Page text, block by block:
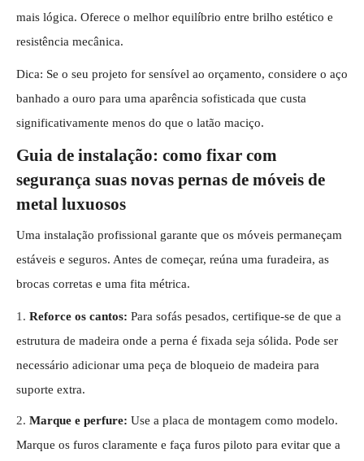
mais lógica. Oferece o melhor equilíbrio entre brilho estético e
resistência mecânica.
Dica: Se o seu projeto for sensível ao orçamento, considere o aço
banhado a ouro para uma aparência sofisticada que custa
significativamente menos do que o latão maciço.
Guia de instalação: como fixar com
segurança suas novas pernas de móveis de
metal luxuosos
Uma instalação profissional garante que os móveis permaneçam
estáveis ​​e seguros. Antes de começar, reúna uma furadeira, as
brocas corretas e uma fita métrica.
1. Reforce os cantos: Para sofás pesados, certifique-se de que a
estrutura de madeira onde a perna é fixada seja sólida. Pode ser
necessário adicionar uma peça de bloqueio de madeira para
suporte extra.
2. Marque e perfure: Use a placa de montagem como modelo.
Marque os furos claramente e faça furos piloto para evitar que a